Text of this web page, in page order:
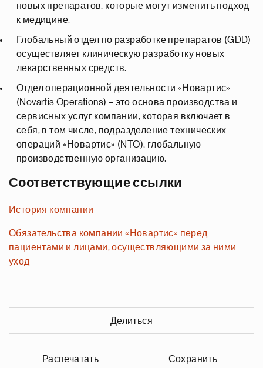
новых препаратов, которые могут изменить подход
к медицине.
Глобальный отдел по разработке препаратов (GDD)
осуществляет клиническую разработку новых
лекарственных средств.
Отдел операционной деятельности «Новартис»
(Novartis Operations) – это основа производства и
сервисных услуг компании, которая включает в
себя, в том числе, подразделение технических
операций «Новартис» (NTO), глобальную
производственную организацию.
Соответствующие ссылки
История компании
Обязательства компании «Новартис» перед
пациентами и лицами, осуществляющими за ними
уход
Делиться
Распечатать Сохранить